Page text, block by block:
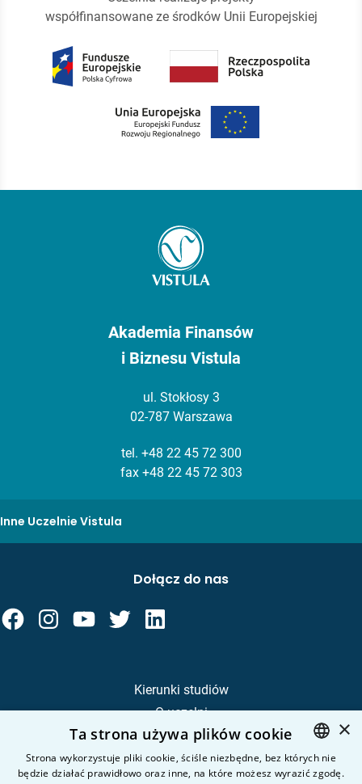
współfinansowane ze środków Unii Europejskiej
Akademia Finansów
i Biznesu Vistula
ul. Stokłosy 3
02-787 Warszawa
tel. +48 22 45 72 300
fax +48 22 45 72 303
Inne Uczelnie Vistula
Kierunki studiów
O uczelni
Kandydat
Student
Dołącz do nas
POLISH
×
Ta strona używa plików cookie
Strona wykorzystuje pliki cookie, ściśle niezbędne, bez których nie
będzie działać prawidłowo oraz inne, na które możesz wyrazić zgodę.